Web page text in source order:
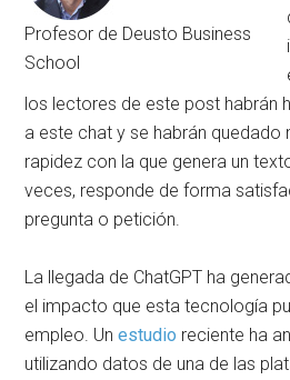
Profesor de Deusto Business
School
los lectores de este post habrán
a este chat y se habrán quedado
rapidez con la que genera un
veces, responde de forma
pregunta o petición.
La llegada de ChatGPT ha
el impacto que esta tecnología
empleo. Unestudio reciente ha
utilizando datos de una de las